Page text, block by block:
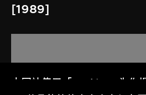
[1989]
本网站使用「Cookies」为你